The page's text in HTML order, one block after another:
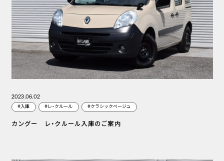
2023.06.02
#入庫 #レ・クルール #クラシックベージュ
カングー レ・クルール入庫のご案内